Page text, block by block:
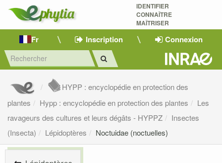
IDENTIFIER
CONNAÎTRE
MAÎTRISER
Fr Inscription Connexion
HYPP : encyclopédie en protection des
plantes
Hypp : encyclopédie en protection des plantes
Les
ravageurs des cultures et leurs dégâts - HYPPZ
Insectes
(Insecta)
Lépidoptères Noctuidae (noctuelles)